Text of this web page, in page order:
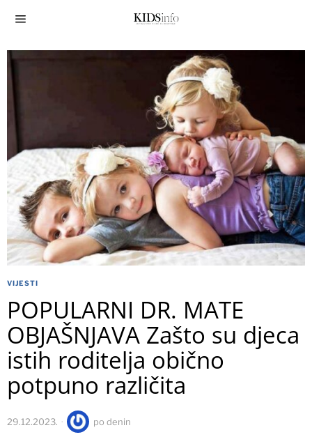
VIJESTI
POPULARNI DR. MATE
OBJAŠNJAVA Zašto su djeca
istih roditelja obično
potpuno različita
29.12.2023. po denin